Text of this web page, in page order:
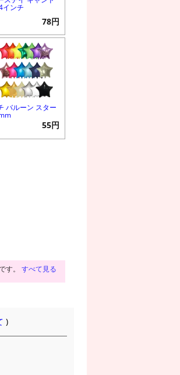
インチ
78円
バルーン スター
55円
す。 すべて見る
)